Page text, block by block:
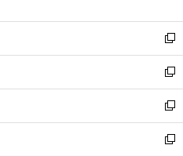
開
く
ウ
で
開
く
ン
ド
ウ
で
開
く
ウ
ィ
ン
ド
ウ
で
開
く
新
し
い
ウ
ィ
ン
ド
新
し
い
ウ
ィ
新
し
い
新